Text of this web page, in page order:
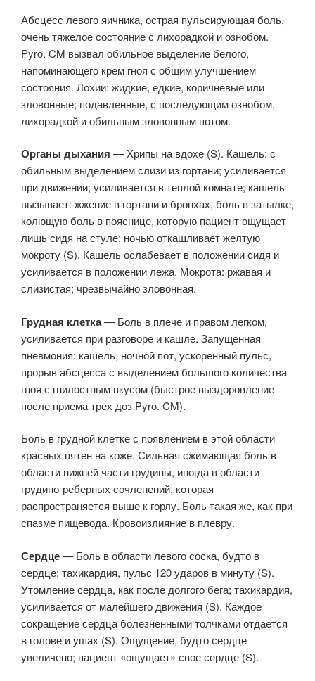
Абсцесс левого яичника, острая пульсирующая боль,
очень тяжелое состояние с лихорадкой и ознобом.
Pyro. CM вызвал обильное выделение белого,
напоминающего крем гноя с общим улучшением
состояния. Лохии: жидкие, едкие, коричневые или
зловонные; подавленные, с последующим ознобом,
лихорадкой и обильным зловонным потом.
Органы дыхания — Хрипы на вдохе (S). Кашель: с
обильным выделением слизи из гортани; усиливается
при движении; усиливается в теплой комнате; кашель
вызывает: жжение в гортани и бронхах, боль в затылке,
колющую боль в пояснице, которую пациент ощущает
лишь сидя на стуле; ночью откашливает желтую
мокроту (S). Кашель ослабевает в положении сидя и
усиливается в положении лежа. Мокрота: ржавая и
слизистая; чрезвычайно зловонная.
Грудная клетка— Боль в плече и правом легком,
усиливается при разговоре и кашле. Запущенная
пневмония: кашель, ночной пот, ускоренный пульс,
прорыв абсцесса с выделением большого количества
гноя с гнилостным вкусом (быстрое выздоровление
после приема трех доз Pyro. CM).
Боль в грудной клетке с появлением в этой области
красных пятен на коже. Сильная сжимающая боль в
области нижней части грудины, иногда в области
грудино-реберных сочленений, которая
распространяется выше к горлу. Боль такая же, как при
спазме пищевода. Кровоизлияние в плевру.
Сердце— Боль в области левого соска, будто в
сердце; тахикардия, пульс 120 ударов в минуту (S).
Утомление сердца, как после долгого бега; тахикардия,
усиливается от малейшего движения (S). Каждое
сокращение сердца болезненными толчками отдается
в голове и ушах (S). Ощущение, будто сердце
увеличено; пациент «ощущает» свое сердце (S).